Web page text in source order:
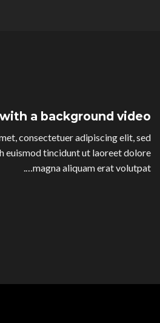
a background video
consectetuer adipiscing elit, sed
euismod tincidunt ut laoreet dolore
magna aliquam erat volutpat….